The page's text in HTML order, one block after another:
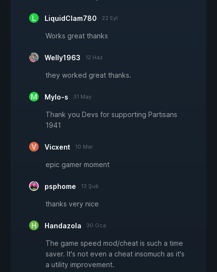
LiquidClam780 22 Eyl
Works great thanks
Welly1963 12 Haz
they worked great thanks.
Mylo-s 31 May
Thank you Devs for supporting Partisans
1941
Vicxent 10 Mar
epic gamer moment
psphome 13 Şub
thanks very nice
Handazola 30 Oca
The game speed mod/cheat is such a time
saver. It's not even a cheat insomuch as it's
a utility improvement.